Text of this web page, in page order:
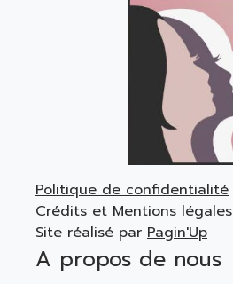
Politique de confidentialité
Crédits et Mentions légales
Site réalisé par Pagin'Up
A propos de nous